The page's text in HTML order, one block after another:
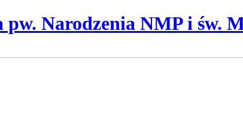
Narodzenia NMP i św.